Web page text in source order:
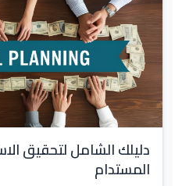
دليلك الشامل لتحقيق
المستدام